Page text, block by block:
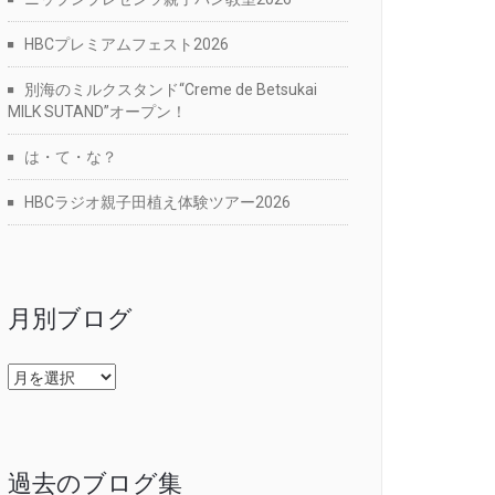
HBCプレミアムフェスト2026
別海のミルクスタンド“Creme de Betsukai
MILK SUTAND”オープン！
は・て・な？
HBCラジオ親子田植え体験ツアー2026
月別ブログ
月
別
過去のブログ集